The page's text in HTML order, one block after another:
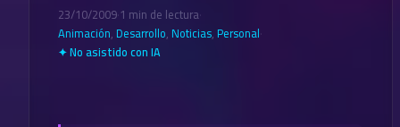
23/10/2009·1 min de lectura·
Animación, Desarrollo, Noticias, Personal·
✦ No asistido con IA